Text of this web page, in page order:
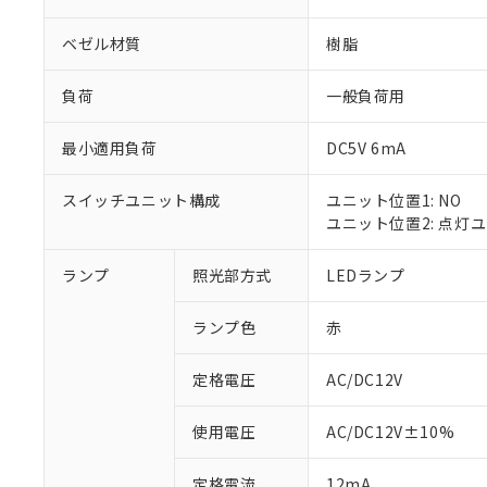
ベゼル材質 樹脂
負荷 一般負荷用
最小適用負荷 DC5V 6mA
スイッチユニット構成
ユニット位置1: NO
ユニット位置2: 点灯
ランプ 照光部方式 LEDランプ
ランプ色 赤
定格電圧 AC/DC12V
使用電圧 AC/DC12V±10%
ご利用条件
以下の条件をお
※1 対応状況
対応予定：EU
対応予定なし：
調査・確認中：
非該当品：ライセ
※1 中国